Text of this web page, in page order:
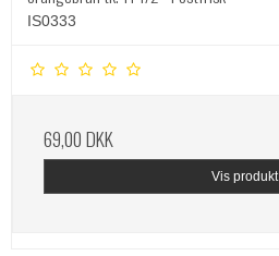
IS0333
69,00 DKK
Vis produkt